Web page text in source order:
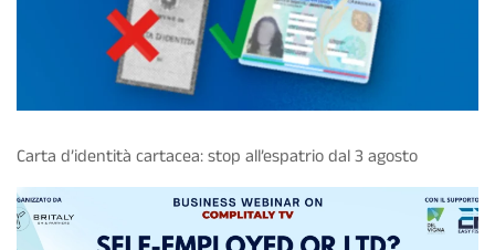
Carta d’identità cartacea: stop all’espatrio dal 3 agosto